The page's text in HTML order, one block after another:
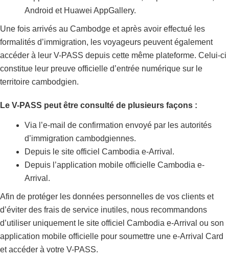
Android et Huawei AppGallery.
Une fois arrivés au Cambodge et après avoir effectué les
formalités d’immigration, les voyageurs peuvent également
accéder à leur V-PASS depuis cette même plateforme. Celui-ci
constitue leur preuve officielle d’entrée numérique sur le
territoire cambodgien.
Le V-PASS peut être consulté de plusieurs façons :
Via l’e-mail de confirmation envoyé par les autorités
d’immigration cambodgiennes.
Depuis le site officiel Cambodia e-Arrival.
Depuis l’application mobile officielle Cambodia e-
Arrival.
Afin de protéger les données personnelles de vos clients et
d’éviter des frais de service inutiles, nous recommandons
d’utiliser uniquement le site officiel Cambodia e-Arrival ou son
application mobile officielle pour soumettre une e-Arrival Card
et accéder à votre V-PASS.